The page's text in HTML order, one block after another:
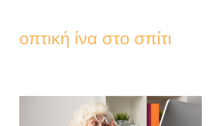
οπτική ίνα στο σπίτι